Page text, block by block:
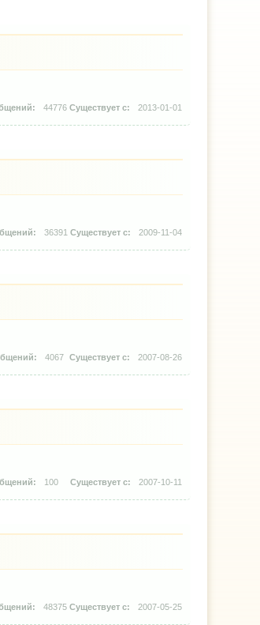
44776 2013-01-01
36391 2009-11-04
4067 2007-08-26
100 2007-10-11
48375 2007-05-25